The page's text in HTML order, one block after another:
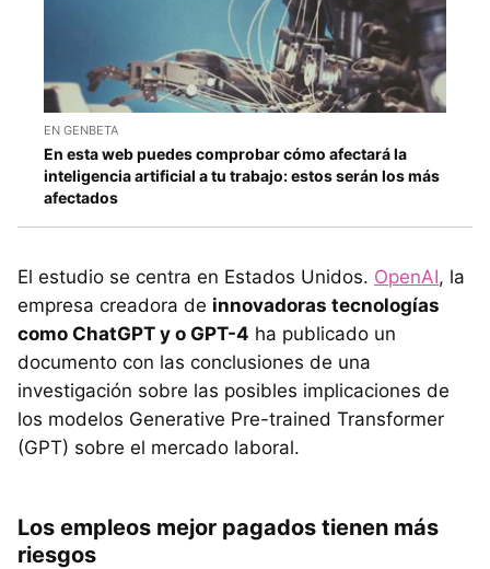
EN GENBETA
En esta web puedes comprobar cómo afectará la
inteligencia artificial a tu trabajo: estos serán los más
afectados
El estudio se centra en Estados Unidos. OpenAI, la
empresa creadora de innovadoras tecnologías
como ChatGPT y o GPT-4 ha publicado un
documento con las conclusiones de una
investigación sobre las posibles implicaciones de
los modelos Generative Pre-trained Transformer
(GPT) sobre el mercado laboral.
Los empleos mejor pagados tienen más
riesgos